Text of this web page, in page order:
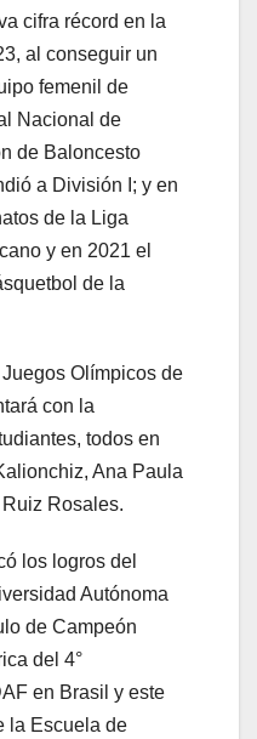
cifra récord en la
al conseguir un
femenil de
Nacional de
de Baloncesto
a División I; y en
de la Liga
y en 2021 el
de la
Olímpicos de
con la
todos en
Ana Paula
Rosales.
los logros del
Autónoma
de Campeón
del 4°
en Brasil y este
la Escuela de